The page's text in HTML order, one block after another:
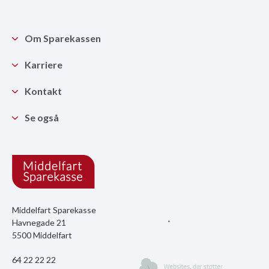
Middelfart Sparekasse
Havnegade 21
5500 Middelfart
64 22 22 22
Om Sparekassen
Karriere
Kontakt
Se også